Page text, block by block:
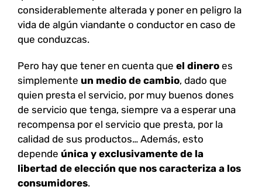
considerablemente alterada y poner en peligro la
vida de algún viandante o conductor en caso de
que conduzcas.
Pero hay que tener en cuenta que el dinero es
simplemente un medio de cambio, dado que
quien presta el servicio, por muy buenos dones
de servicio que tenga, siempre va a esperar una
recompensa por el servicio que presta, por la
calidad de sus productos… Además, esto
depende única y exclusivamente de la
libertad de elección que nos caracteriza a los
consumidores.